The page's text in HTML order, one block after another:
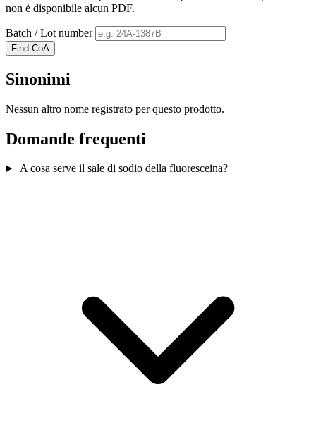
non è disponibile alcun PDF.
Batch / Lot number
Find CoA
Sinonimi
Nessun altro nome registrato per questo prodotto.
Domande frequenti
A cosa serve il sale di sodio della fluoresceina?